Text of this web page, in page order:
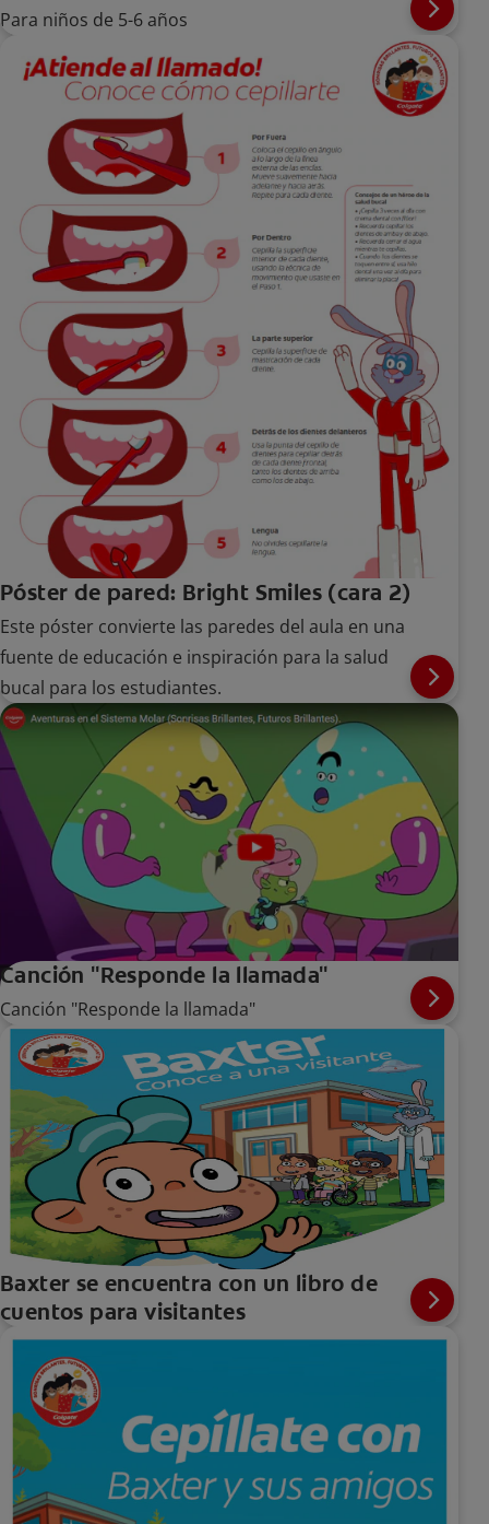
Para niños de 5-6 años
Póster de pared: Bright Smiles (cara 2)
Este póster convierte las paredes del aula en una
fuente de educación e inspiración para la salud
bucal para los estudiantes.
Canción "Responde la llamada"
Canción "Responde la llamada"
Baxter se encuentra con un libro de
cuentos para visitantes